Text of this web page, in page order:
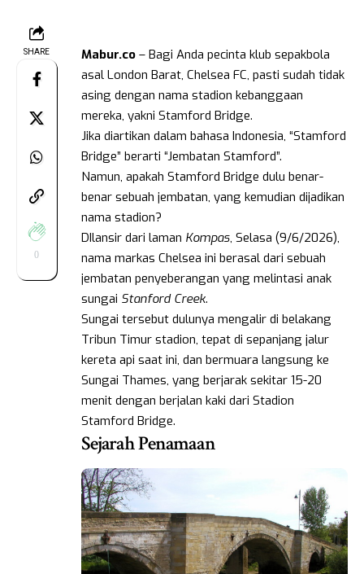
SHARE
0
Mabur.co – Bagi Anda pecinta klub sepakbola
asal London Barat, Chelsea FC, pasti sudah tidak
asing dengan nama stadion kebanggaan
mereka, yakni Stamford Bridge.
Jika diartikan dalam bahasa Indonesia, “Stamford
Bridge” berarti “Jembatan Stamford”.
Namun, apakah Stamford Bridge dulu benar-
benar sebuah jembatan, yang kemudian dijadikan
nama stadion?
DIlansir dari laman Kompas, Selasa (9/6/2026),
nama markas Chelsea ini berasal dari sebuah
jembatan penyeberangan yang melintasi anak
sungai Stanford Creek.
Sungai tersebut dulunya mengalir di belakang
Tribun Timur stadion, tepat di sepanjang jalur
kereta api saat ini, dan bermuara langsung ke
Sungai Thames, yang berjarak sekitar 15-20
menit dengan berjalan kaki dari Stadion
Stamford Bridge.
Sejarah Penamaan